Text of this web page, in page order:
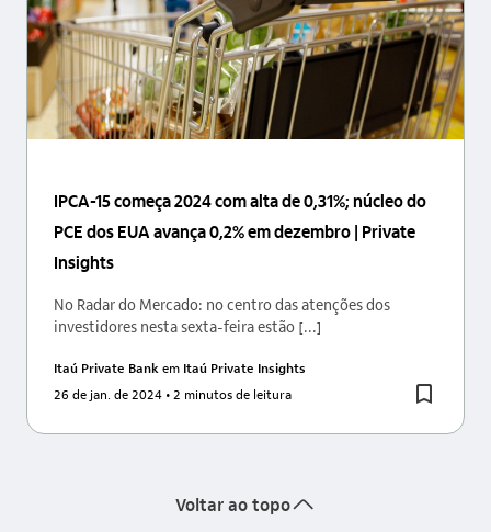
IPCA-15 começa 2024 com alta de 0,31%; núcleo do
PCE dos EUA avança 0,2% em dezembro | Private
Insights
No Radar do Mercado: no centro das atenções dos
investidores nesta sexta-feira estão [...]
Itaú Private Bank em Itaú Private Insights
26 de jan. de 2024 • 2 minutos de leitura
Voltar ao toposeta_cima